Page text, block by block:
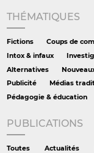
THÉMATIQUES
Fictions Coups de
Intox & infaux
Alternatives
Publicité
Médias
Pédagogie & éducation
PUBLICATIONS
Toutes Actualités